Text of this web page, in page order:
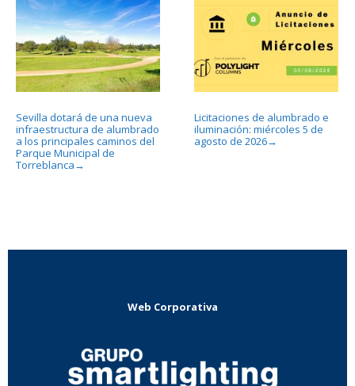
Sevilla dotará de una nueva
infraestructura de alumbrado
a los principales caminos del
Parque Municipal de
Torreblanca →
Licitaciones de alumbrado e
iluminación: miércoles 5 de
agosto de 2026→
Web Corporativa